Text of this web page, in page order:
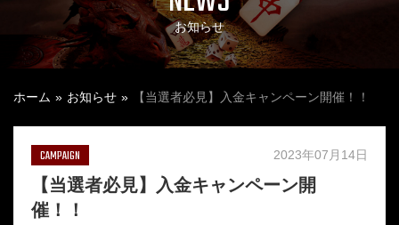
お知らせ
ホーム お知らせ 【当選者必見】入金キャンペーン開催！！
CAMPAIGN 2023年07月14日
【当選者必見】入金キャンペーン開
催！！